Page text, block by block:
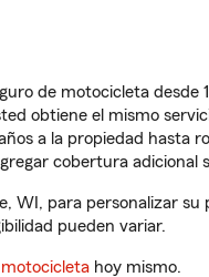
de motocicleta
obtiene el mismo
a la propiedad hasta
cobertura adicional
WI, para personalizar
pueden variar.
hoy mismo.